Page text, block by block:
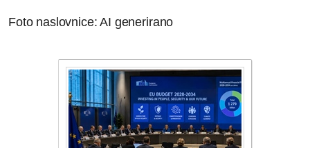
Foto naslovnice: AI generirano